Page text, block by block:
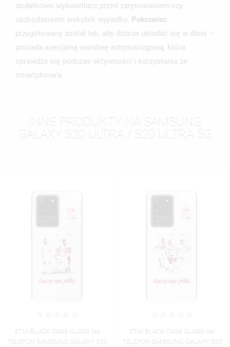
dodatkowo wyświetlacz przed zarysowaniem czy
uszkodzeniem wskutek wypadku. Pokrowiec
przygotowany został tak, aby dobrze układać się w dłoni –
posiada specjalną warstwę antypoślizgową, która
sprawdza się podczas aktywności i korzystania ze
smartphone’a.
INNE PRODUKTY NA SAMSUNG
GALAXY S20 ULTRA / S20 ULTRA 5G
BLACK CASE GLASS NA
SAMSUNG GALAXY S20
ETUI BLACK CASE GLASS NA
TELEFON SAMSUNG GALAXY S20